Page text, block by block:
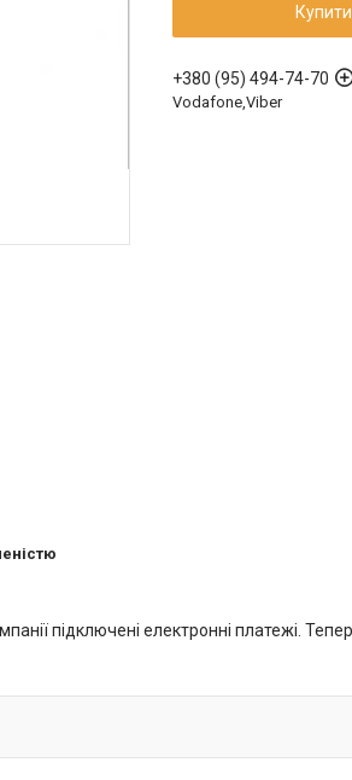
Купити
+380 (95) 494-74-70
Vodafone,Viber
підключені електронні платежі.